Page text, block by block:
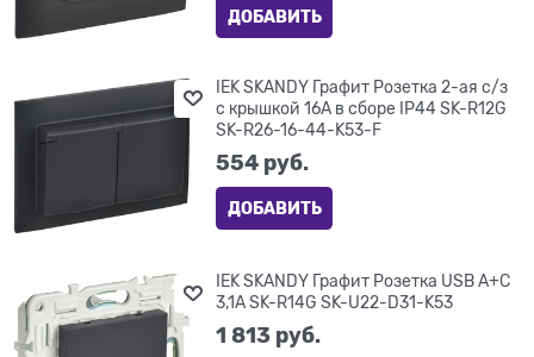
ДОБАВИТЬ
IEK SKANDY Графит Розетка 2-ая с/з
с крышкой 16А в сборе IP44 SK-R12G
SK-R26-16-44-K53-F
554 руб.
ДОБАВИТЬ
IEK SKANDY Графит Розетка USB A+C
3,1А SK-R14G SK-U22-D31-K53
1 813 руб.